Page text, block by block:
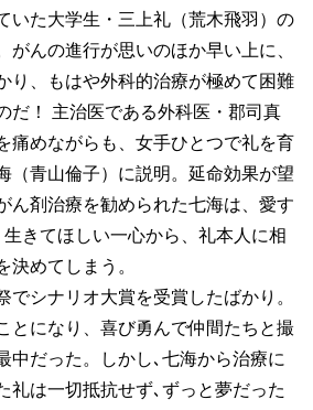
いた大学生・三上礼（荒木飛羽）の
がんの進行が思いのほか早い上に、
り、もはや外科的治療が極めて困難
だ！ 主治医である外科医・郡司真
痛めながらも、女手ひとつで礼を育
（青山倫子）に説明。延命効果が望
ん剤治療を勧められた七海は、愛す
きてほしい一心から、礼本人に相
決めてしまう。
でシナリオ大賞を受賞したばかり。
とになり、喜び勇んで仲間たちと撮
中だった。しかし､七海から治療に
礼は一切抵抗せず､ずっと夢だった